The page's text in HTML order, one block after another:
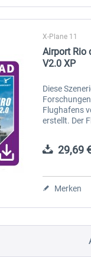
X-Plane 11
Airport Rio
V2.0 XP
Diese
Flughafens
erstellt. Der
29,69
Merken